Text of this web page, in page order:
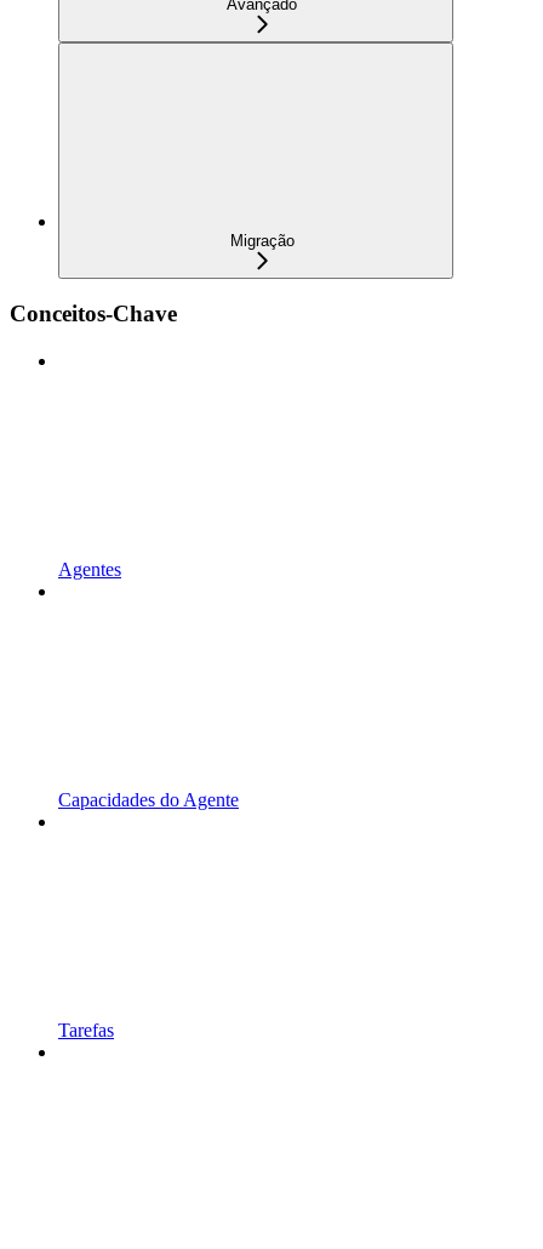
Avançado
Migração
Conceitos-Chave
Agentes
Capacidades do Agente
Tarefas